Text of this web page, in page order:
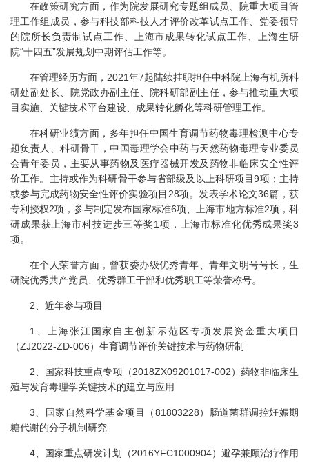
在政策研究方面，作为院发展研究专题组成员、院重大项目管
理工作组成员，参与科技部科技人才评价改革试点工作、党委领导
的院所长负责制试点工作、上海市成果转化试点工作、上海生研
院“十四五”发展规划中期评估工作等。
在管理经历方面，2021年7起陆续挂职担任中科院上海有机所科
研处副处长、院党政办副主任、院科研部副主任，参与推动重大项
目实施、关键技术平台建设、成果转化孵化等科研管理工作。
在科研业绩方面，多年担任中国生育调节药物毒理检测中心专
题负责人、科研骨干，中国毒理学会中药与天然药物毒理专业委员
会青年委员，主要从事药物及医疗器械开发及药物非临床安全性评
价工作。主持或作为科研骨干参与省部级及以上科研项目9项；主持
或参与完成药物安全性评价实验项目28项。发表学术论文36篇，获
专利授权2项，参与制定发布国家标准6项、上海市地方标准2项，科
研成果获上海市科技进步三等奖1项，上海市标准化优秀成果奖3
项。
在个人荣誉方面，曾获委办级优秀青年、青年文明号号长，生
研院优秀共产党员、优秀群工干部和优秀职工等荣誉称号。
2、近年参与项目
1、上海张江国家自主创新示范区专项发展资金重大项目
（ZJ2022-ZD-006）生育调节评价关键技术与药物研制
2、国家科技重点专项（2018ZX09201017-002）药物非临床生
殖与发育毒理学关键技术的建立与应用
3、国家自然科学基金项目（81803228）肠道菌群调控妊娠期
糖代谢的分子机制研究
4、国家重点研发计划（2016YFC1000904）避孕兼顾治疗作用